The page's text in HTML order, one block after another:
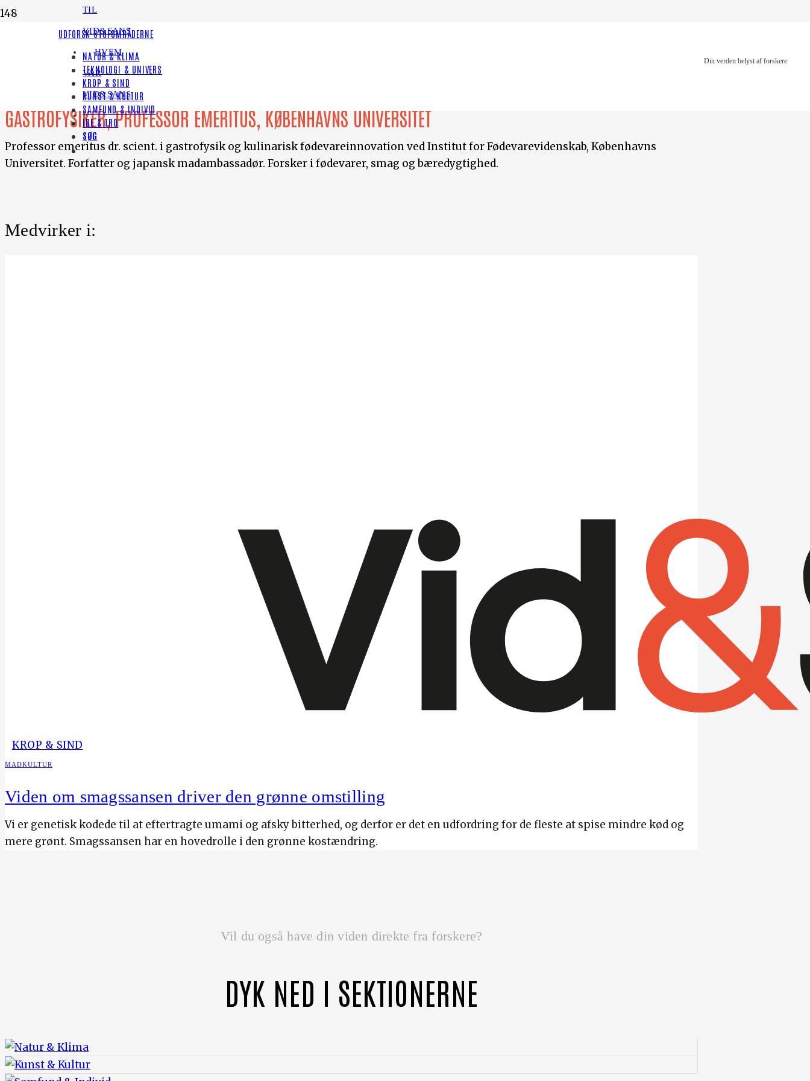
TIL
VID&SANS
HVEM
VAR
VID&SANS
Din verden belyst af forskere
UDFORSK STOFOMRÅDERNE
NATUR & KLIMA
TEKNOLOGI & UNIVERS
KROP & SIND
KUNST & KULTUR
SAMFUND & INDIVID
IDE & TRO
SØG
Ole G. Mouritsen
GASTROFYSIKER, PROFESSOR EMERITUS, KØBENHAVNS UNIVERSITET
Professor emeritus dr. scient. i gastrofysik og kulinarisk fødevareinnovation ved Institut for Fødevarevidenskab, Københavns
Universitet. Forfatter og japansk madambassadør. Forsker i fødevarer, smag og bæredygtighed.
Medvirker i:
KROP & SIND
MADKULTUR
Viden om smagssansen driver den grønne omstilling
Vi er genetisk kodede til at eftertragte umami og afsky bitterhed, og derfor er det en udfordring for de fleste at spise mindre kød og
mere grønt. Smagssansen har en hovedrolle i den grønne kostændring.
Vil du også have din viden direkte fra forskere?
DYK NED I SEKTIONERNE